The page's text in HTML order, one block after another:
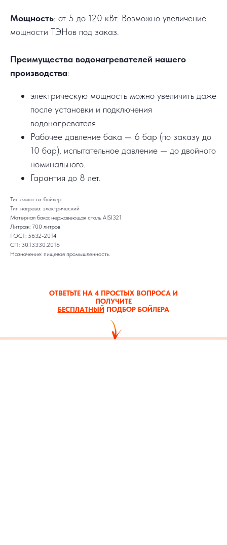
Мощность: от 5 до 120 кВт. Возможно увеличение
мощности ТЭНов под заказ.
Преимущества водонагревателей нашего
производства:
электрическую мощность можно увеличить даже
после установки и подключения
водонагревателя
Рабочее давление бака — 6 бар (по заказу до
10 бар), испытательное давление — до двойного
номинального.
Гарантия до 8 лет.
Тип ёмкости: бойлер
Тип нагрева: электрический
Материал бака: нержавеющая сталь AISI321
Литраж: 700 литров
ГОСТ: 5632-2014
СП: 30.13330.2016
Назначение: пищевая промышленность
ОТВЕТЬТЕ НА 4 ПРОСТЫХ ВОПРОСА И
ПОЛУЧИТЕ
БЕСПЛАТНЫЙ ПОДБОР БОЙЛЕРА